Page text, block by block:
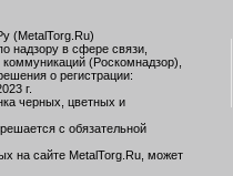
(MetalTorg.Ru)
надзору в сфере связи,
(Роскомнадзор),
о регистрации:
г.
черных, цветных и
с обязательной
на сайте MetalTorg.Ru, может